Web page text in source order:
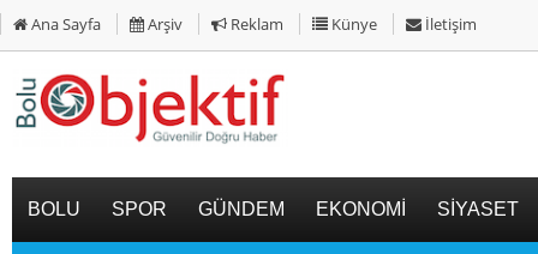
Ana Sayfa Arşiv Reklam Künye İletişim
BOLU SPOR GÜNDEM EKONOMİ SİYASET